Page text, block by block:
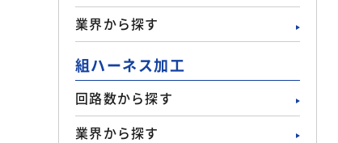
業界から探す
組ハーネス加工
回路数から探す
業界から探す